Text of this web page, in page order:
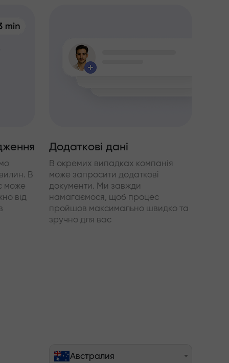
В
може
від
Додаткові дані
В окремих випадках компанія
може запросити додаткові
документи. Ми завжди
намагаємося, щоб процес
пройшов максимально швидко та
зручно для вас
Австралия